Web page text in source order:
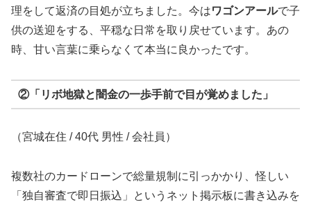
理をして返済の目処が立ちました。今はワゴンアールで子
供の送迎をする、平穏な日常を取り戻せています。あの
時、甘い言葉に乗らなくて本当に良かったです。
②「リボ地獄と闇金の一歩手前で目が覚めました」
（宮城在住 / 40代 男性 / 会社員）
複数社のカードローンで総量規制に引っかかり、怪しい
「独自審査で即日振込」というネット掲示板に書き込みを